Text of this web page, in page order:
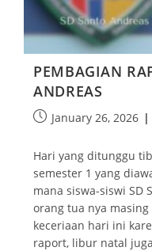
PEMBAGIAN
ANDREAS
January 26, 2026
Hari yang ditunggu
semester 1 yang
mana siswa-siswi SD
orang tua nya
keceriaan hari ini
raport, libur natal